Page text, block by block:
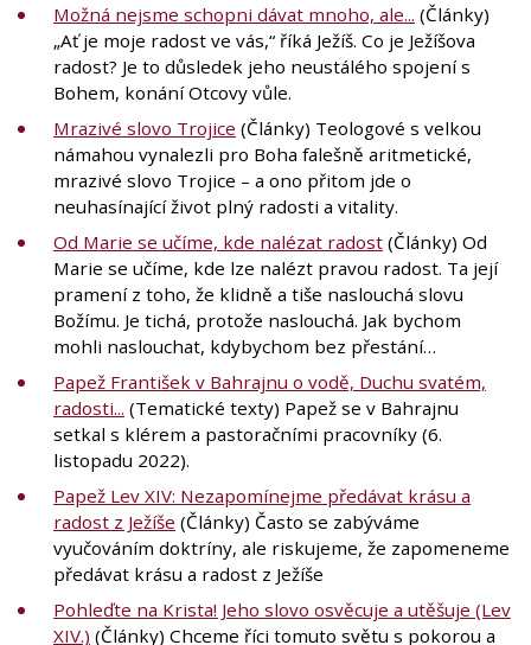
Možná nejsme schopni dávat mnoho, ale... (Články)
„Ať je moje radost ve vás,“ říká Ježíš. Co je Ježíšova
radost? Je to důsledek jeho neustálého spojení s
Bohem, konání Otcovy vůle.
Mrazivé slovo Trojice (Články) Teologové s velkou
námahou vynalezli pro Boha falešně aritmetické,
mrazivé slovo Trojice – a ono přitom jde o
neuhasínající život plný radosti a vitality.
Od Marie se učíme, kde nalézat radost (Články) Od
Marie se učíme, kde lze nalézt pravou radost. Ta její
pramení z toho, že klidně a tiše naslouchá slovu
Božímu. Je tichá, protože naslouchá. Jak bychom
mohli naslouchat, kdybychom bez přestání…
Papež František v Bahrajnu o vodě, Duchu svatém,
radosti... (Tematické texty) Papež se v Bahrajnu
setkal s klérem a pastoračními pracovníky (6.
listopadu 2022).
Papež Lev XIV: Nezapomínejme předávat krásu a
radost z Ježíše (Články) Často se zabýváme
vyučováním doktríny, ale riskujeme, že zapomeneme
předávat krásu a radost z Ježíše
Pohleďte na Krista! Jeho slovo osvěcuje a utěšuje (Lev
XIV.) (Články) Chceme říci tomuto světu s pokorou a